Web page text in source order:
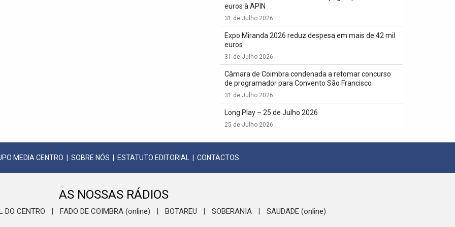
euros à APIN
31 de Julho 2026
Expo Miranda 2026 reduz despesa em mais de 42 mil
euros
31 de Julho 2026
Câmara de Coimbra condenada a retomar concurso
de programador para Convento São Francisco
31 de Julho 2026
Long Play – 25 de Julho 2026
25 de Julho 2026
MEDIA CENTRO SOBRE NÓS ESTATUTO EDITORIAL CONTACTOS
AS NOSSAS RÁDIOS
DO CENTRO FADO DE COIMBRA (online) BOTAREU SOBERANIA SAUDADE (online)